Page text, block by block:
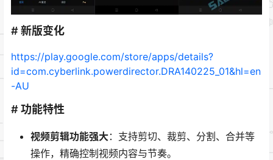
# 新版变化
https://play.google.com/store/apps/details?
id=com.cyberlink.powerdirector.DRA140225_01&hl=en
-AU
# 功能特性
视频剪辑功能强大：支持剪切、裁剪、分割、合并等
操作，精确控制视频内容与节奏。